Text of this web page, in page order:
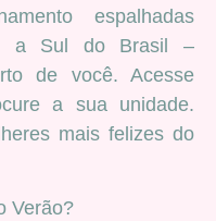
espalhadas
a Sul do Brasil –
de você. Acesse
a sua unidade.
mais felizes do
Verão?